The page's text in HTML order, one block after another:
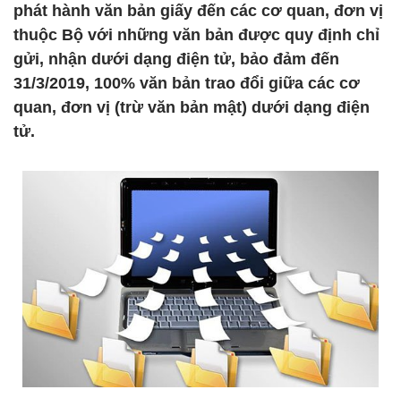
phát hành văn bản giấy đến các cơ quan, đơn vị
thuộc Bộ với những văn bản được quy định chỉ
gửi, nhận dưới dạng điện tử, bảo đảm đến
31/3/2019, 100% văn bản trao đổi giữa các cơ
quan, đơn vị (trừ văn bản mật) dưới dạng điện
tử.